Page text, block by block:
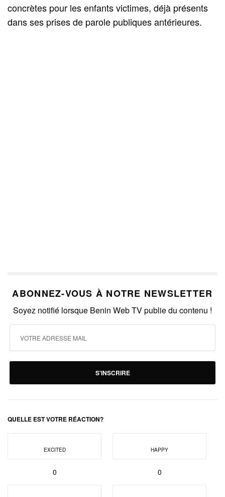
concrètes pour les enfants victimes, déjà présents
dans ses prises de parole publiques antérieures.
ABONNEZ-VOUS À NOTRE NEWSLETTER
Soyez notifié lorsque Benin Web TV publie du contenu !
S'INSCRIRE
QUELLE EST VOTRE RÉACTION?
EXCITED
0
HAPPY
0